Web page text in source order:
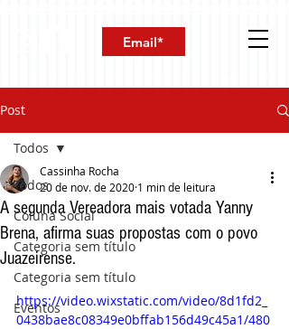
Post
Todos
Coluna Social
Categoria sem título
Categoria sem título
Eventos
Todos
A segunda Vereadora mais votada Yanny
Brena, afirma suas propostas com o povo
Juazeirense.
Cassinha Rocha
20 de nov. de 2020 1 min de leitura
https://video.wixstatic.com/video/8d1fd2_
0438bae8c08349e0bffab156d49c45a1/480